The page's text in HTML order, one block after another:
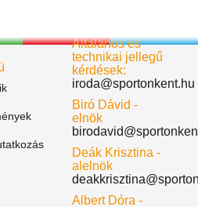
Általános és
technikai jellegű
kérdések:
iroda@sportonkent.hu
Biró Dávid -
elnök
Deák Krisztina -
alelnök
Albert Dóra -